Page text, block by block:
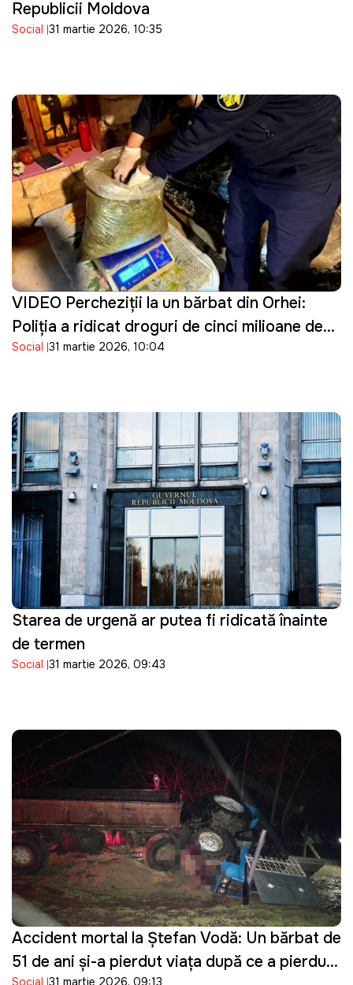
Republicii Moldova
Social 31 martie 2026, 10:35
VIDEO Percheziţii la un bărbat din Orhei:
Poliţia a ridicat droguri de cinci milioane de
lei
Social 31 martie 2026, 10:04
Starea de urgență ar putea fi ridicată înainte
de termen
Social 31 martie 2026, 09:43
Accident mortal la Ștefan Vodă: Un bărbat de
51 de ani și-a pierdut viața după ce a pierdut
Social 31 martie 2026, 09:13